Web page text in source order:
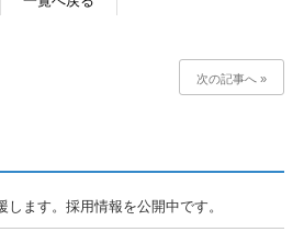
次の記事へ »
ます。採用情報を公開中です。